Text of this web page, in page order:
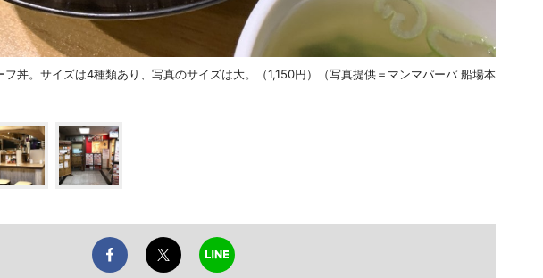
丼。サイズは4種類あり、写真のサイズは大。（1,150円）（写真提供＝マンマパーパ 船場本